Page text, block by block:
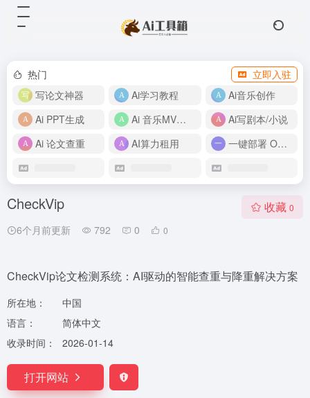
热门
立即入驻
写论文神器
Ai学习教程
Ai音乐创作
Ai PPT生成
Ai 音乐MV制作
Ai写剧本/小说
Ai 论文查重
AI算力租用 一键部署 OpenClaw
CheckVip
6个月前更新 792 0 0
收藏 0
CheckVip论文检测系统：AI驱动的智能查重与降重解决方案
所在地：
中国
语言：
简体中文
收录时间：
2026-01-14
打开网站